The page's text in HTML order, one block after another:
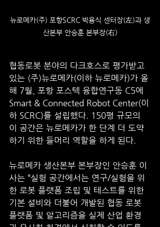
뉴로메카(주) 포항SCRC 박용식 센터장(左)과 생
산본부 안승훈 본부장(右)
협동로봇 분야의 다크호스로 평가받고
있는 (주)뉴로메카(이하 뉴로메카)가 올
해 7월, 포항 포스텍 융합연구동 C5에
Smart & Connected Robot Center(이
하 SCRC)를 설립했다. 150평 규모의
이 공간은 뉴로메카가 한 단계 더 도약
하기 위한 들머리 역할을 하게 된다.
뉴로메카 생산본부 본부장인 안승훈 이
사는 “실험 공간에서는 연구/실험을 위
한 로봇 플랫폼 조립 및 테스트를 위한
기본 설비와 더불어 개발된 협동 로봇
플랫폼 및 알고리즘을 실제 산업 환경